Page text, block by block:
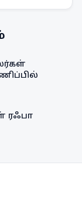
குறித்து
ரஃபா